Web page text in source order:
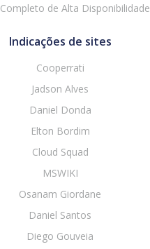
de Alta Disponibilidade
Indicações de sites
Cooperrati
Jadson Alves
Daniel Donda
Elton Bordim
Cloud Squad
MSWIKI
Osanam Giordane
Daniel Santos
Diego Gouveia